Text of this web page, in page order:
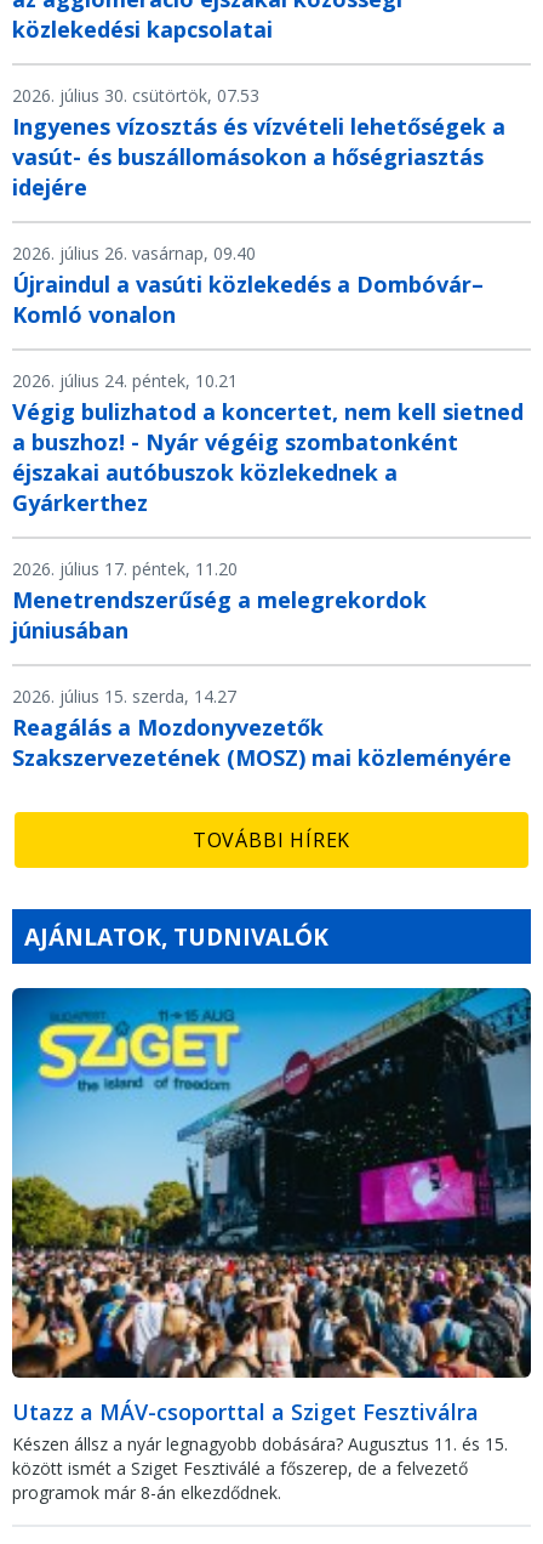
közlekedési kapcsolatai
2026. július 30. csütörtök, 07.53
Ingyenes vízosztás és vízvételi lehetőségek a
vasút- és buszállomásokon a hőségriasztás
idejére
2026. július 26. vasárnap, 09.40
Újraindul a vasúti közlekedés a Dombóvár–
Komló vonalon
2026. július 24. péntek, 10.21
Végig bulizhatod a koncertet, nem kell sietned
a buszhoz! - Nyár végéig szombatonként
éjszakai autóbuszok közlekednek a
Gyárkerthez
2026. július 17. péntek, 11.20
Menetrendszerűség a melegrekordok
júniusában
2026. július 15. szerda, 14.27
Reagálás a Mozdonyvezetők
Szakszervezetének (MOSZ) mai közleményére
TOVÁBBI HÍREK
AJÁNLATOK, TUDNIVALÓK
Utazz a MÁV-csoporttal a Sziget Fesztiválra
Készen állsz a nyár legnagyobb dobására? Augusztus 11. és 15.
között ismét a Sziget Fesztiválé a főszerep, de a felvezető
programok már 8-án elkezdődnek.